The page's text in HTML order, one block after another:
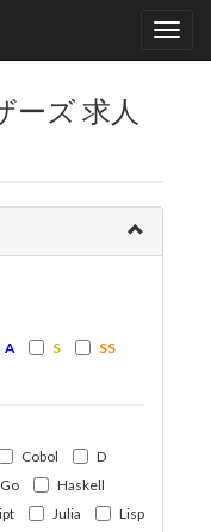
ーズ 求人
A S
SS
Cobol
D
Go
Haskell
Julia
Lisp